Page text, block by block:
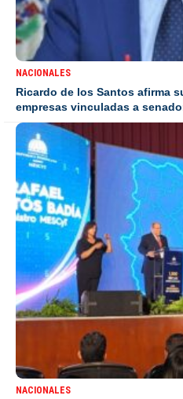
NACIONALES
Ricardo de los Santos afirma
empresas vinculadas a
NACIONALES